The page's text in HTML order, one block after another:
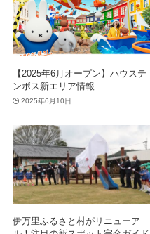
【2025年6月オープン】ハウステ
ンボス新エリア情報
2025年6月10日
伊万里ふるさと村がリニューア